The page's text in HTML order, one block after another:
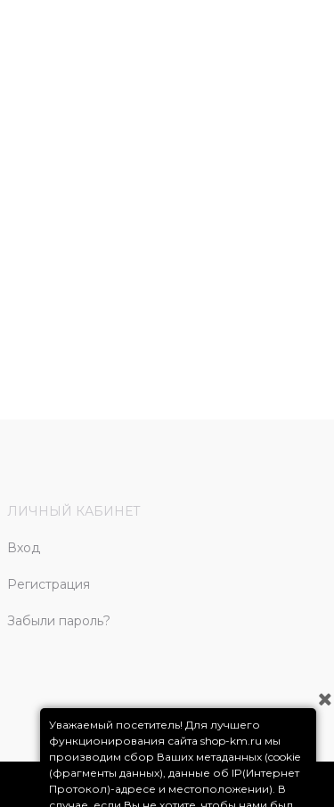
ЛИЧНЫЙ КАБИНЕТ
Вход
Регистрация
Забыли пароль?
Уважаемый посетитель! Для лучшего
функционирования сайта shop-km.ru мы
производим сбор Ваших метаданных (cookie
(фрагменты данных), данные об IP(Интернет
Протокол)-адресе и местоположении). В